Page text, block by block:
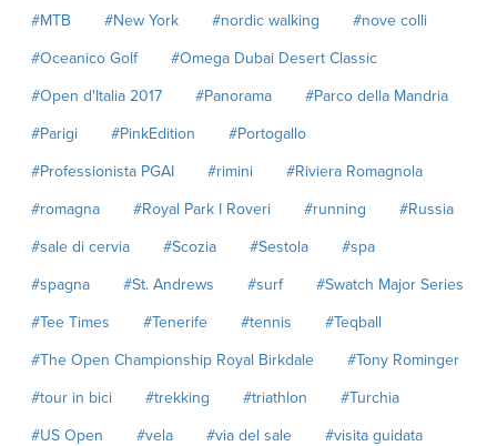
#MTB
#New York #nordic walking
#nove colli
#Oceanico Golf
#Omega Dubai Desert Classic
#Open d'Italia 2017
#Panorama
#Parco della Mandria
#Parigi
#PinkEdition
#Portogallo
#Professionista PGAI
#rimini
#Riviera Romagnola
#romagna
#Royal Park I Roveri #running
#Russia
#sale di cervia
#Scozia #Sestola
#spa
#spagna
#St. Andrews #surf
#Swatch Major Series
#Tee Times
#Tenerife #tennis
#Teqball
#The Open Championship Royal Birkdale
#Tony Rominger
#tour in bici
#trekking #triathlon
#Turchia
#US Open
#vela #via del sale
#visita guidata